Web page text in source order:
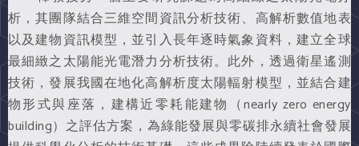
析，其團隊結合三維空間資訊分析技術、高解析數值地表
以及建物資訊模型，並引入長年逐時氣象資料，建立全球
最細緻之太陽能光電潛力分析技術。此外，透過衛星遙測
技術，發展我國在地化高解析度太陽輻射模型，並結合建
物形式與座落，建構近零耗能建物（nearly zero energy
building）之評估方案，為綠能發展與零碳排永續社會發展